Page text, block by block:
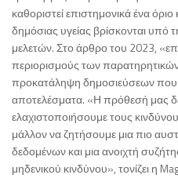
καθοριστεί επιστημονικά ένα όριο
δημόσιας υγείας βρίσκονται υπό
μελετών. Στο άρθρο του 2023,
περιορισμούς των
προκατάληψη δημοσιεύσεων που
αποτελέσματα. «Η πρόθεσή μας
ελαχιστοποιήσουμε τους
μάλλον να ζητήσουμε μια πιο
δεδομένων και μια ανοιχτή
μηδενικού κινδύνου», τονίζει η